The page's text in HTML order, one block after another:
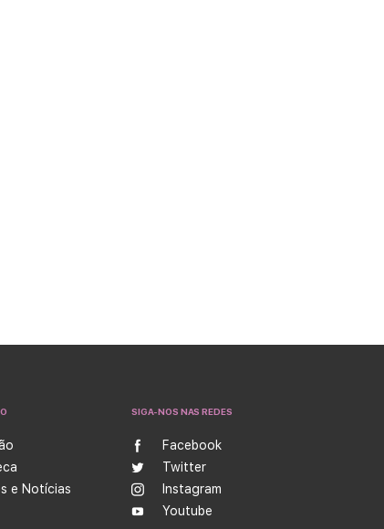
e Notícias
SIGA-NOS NAS REDES
Facebook
Twitter
Instagram
Youtube